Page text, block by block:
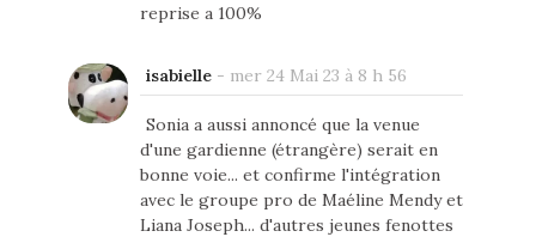
reprise a 100%
isabielle- mer 24 Mai 23 à 8 h 56
Sonia a aussi annoncé que la venue
d'une gardienne (étrangère) serait en
bonne voie... et confirme l'intégration
avec le groupe pro de Maéline Mendy et
Liana Joseph... d'autres jeunes fenottes